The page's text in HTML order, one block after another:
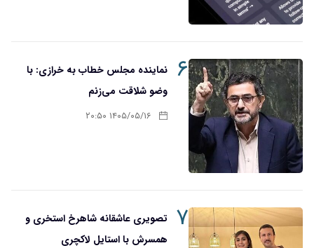
۶
نماینده مجلس خطاب به خرازی: با
وضو شلاقت می‌زنم
۱۴۰۵/۰۵/۱۶ ۲۰:۵۰
۷
تصویری عاشقانه شاهرخ استخری و
همسرش با استایل لاکچری